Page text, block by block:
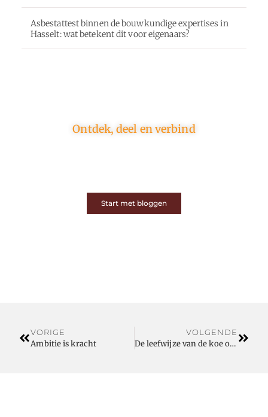
Asbestattest binnen de bouwkundige expertises in
Hasselt: wat betekent dit voor eigenaars?
Ontdek, deel en verbind
Start met bloggen
VORIGE
Ambitie is kracht
VOLGENDE
De leefwijze van de koe optimaliseren